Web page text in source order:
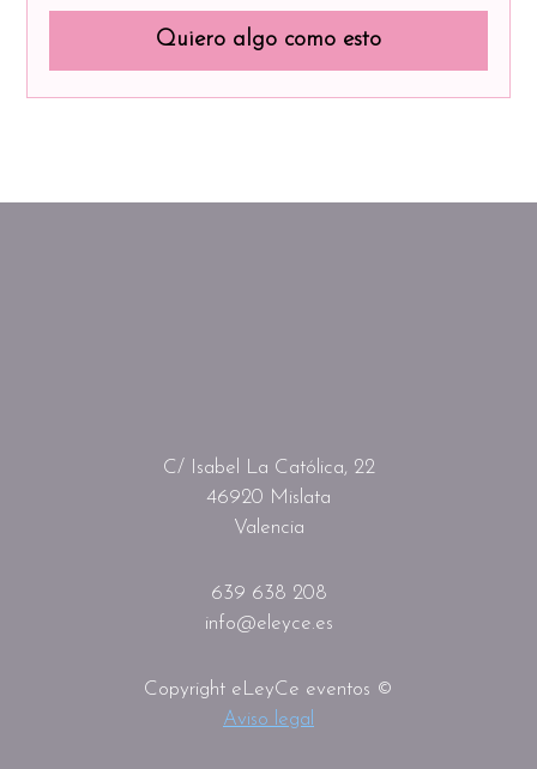
Quiero algo como esto
C/ Isabel La Católica, 22
46920 Mislata
Valencia
639 638 208
info@eleyce.es
Copyright eLeyCe eventos ©
Aviso legal